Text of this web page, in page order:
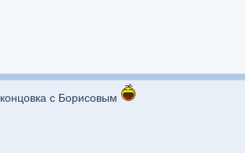
концовка с Борисовым